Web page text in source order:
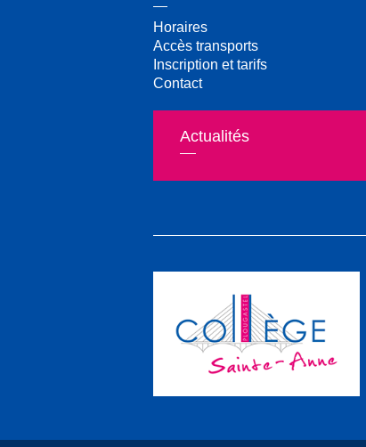
Horaires
Accès transports
Inscription et tarifs
Contact
Actualités